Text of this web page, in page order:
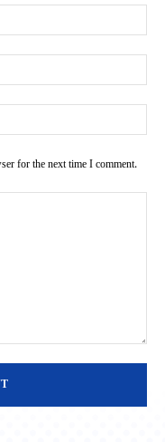
for the next time I comment.